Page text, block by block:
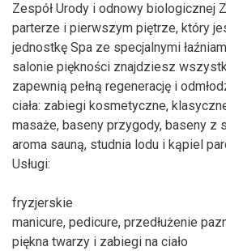
Zespół Urody i odnowy biologicznej
parterze i pierwszym piętrze, który
jednostkę Spa ze specjalnymi
salonie piękności znajdziesz
zapewnią pełną regenerację i
ciała: zabiegi kosmetyczne,
masaże, baseny przygody, baseny z
aroma sauną, studnia lodu i kąpiel
Usługi:
fryzjerskie
manicure, pedicure, przedłużenie
piękna twarzy i zabiegi na ciało